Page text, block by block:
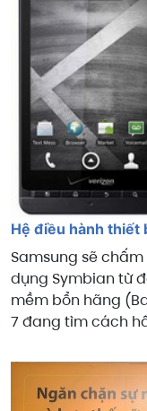
Hệ điều hành thiết
Samsung sẽ
dụng Symbian từ
mềm bổn hãng
7 đang tìm cách